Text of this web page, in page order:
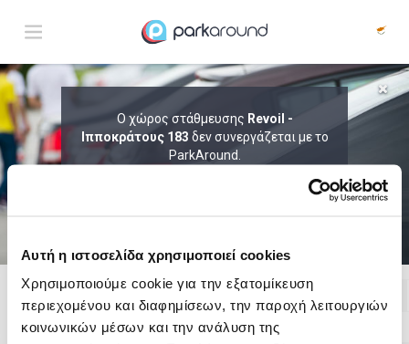
Αυτή η ιστοσελίδα χρησιμοποιεί cookies
Χρησιμοποιούμε cookie για την εξατομίκευση
περιεχομένου και διαφημίσεων, την παροχή λειτουργιών
κοινωνικών μέσων και την ανάλυση της
Ο χώρος στάθμευσης Revoil -
Ιπποκράτους 183 δεν συνεργάζεται με το
ParkAround.
ΤΟ PARKAROUND ΕΠΕΚΤΕΙΝΕΙ ΣΥΝΕΧΩΣ
Δες τώρα τα parking στο χάρτη και σύγκρινετιμή
καιαπόσταση
ΑΠΟΤΕΛΕΣΜΑΤΑ ΓΙΑ:
ΑΦΙΞΗ Σαβ 08 Αυγ 03:15 ΔΙΑΡΚΕΙΑ 1